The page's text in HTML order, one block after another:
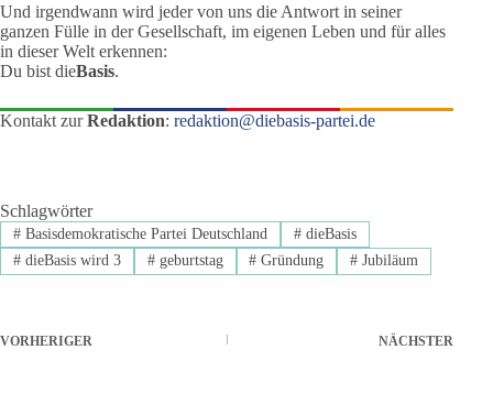
Und irgendwann wird jeder von uns die Antwort in seiner
ganzen Fülle in der Gesellschaft, im eigenen Leben und für alles
in dieser Welt erkennen:
Du bist dieBasis.
Kontakt zurRedaktion: redaktion@diebasis-partei.de
Schlagwörter
#Basisdemokratische Partei Deutschland #dieBasis
#dieBasis wird 3 #geburtstag # Gründung # Jubiläum
VORHERIGER NÄCHSTER